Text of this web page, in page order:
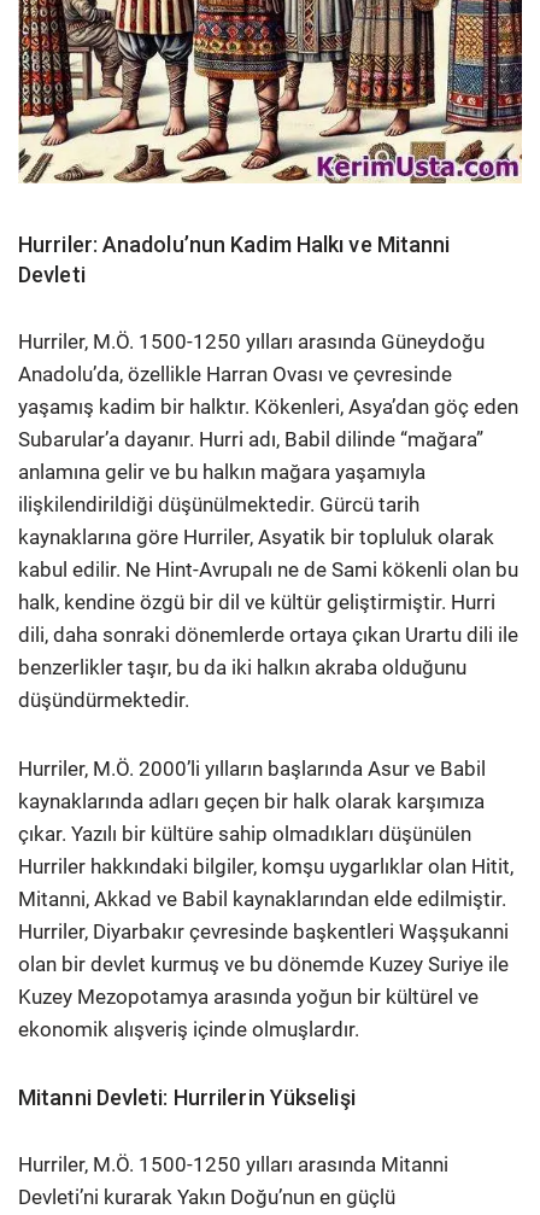
Hurriler: Anadolu’nun Kadim Halkı ve Mitanni
Devleti
Hurriler, M.Ö. 1500-1250 yılları arasında Güneydoğu
Anadolu’da, özellikle Harran Ovası ve çevresinde
yaşamış kadim bir halktır. Kökenleri, Asya’dan göç eden
Subarular’a dayanır. Hurri adı, Babil dilinde “mağara”
anlamına gelir ve bu halkın mağara yaşamıyla
ilişkilendirildiği düşünülmektedir. Gürcü tarih
kaynaklarına göre Hurriler, Asyatik bir topluluk olarak
kabul edilir. Ne Hint-Avrupalı ne de Sami kökenli olan bu
halk, kendine özgü bir dil ve kültür geliştirmiştir. Hurri
dili, daha sonraki dönemlerde ortaya çıkan Urartu dili ile
benzerlikler taşır, bu da iki halkın akraba olduğunu
düşündürmektedir.
Hurriler, M.Ö. 2000’li yılların başlarında Asur ve Babil
kaynaklarında adları geçen bir halk olarak karşımıza
çıkar. Yazılı bir kültüre sahip olmadıkları düşünülen
Hurriler hakkındaki bilgiler, komşu uygarlıklar olan Hitit,
Mitanni, Akkad ve Babil kaynaklarından elde edilmiştir.
Hurriler, Diyarbakır çevresinde başkentleri Waşşukanni
olan bir devlet kurmuş ve bu dönemde Kuzey Suriye ile
Kuzey Mezopotamya arasında yoğun bir kültürel ve
ekonomik alışveriş içinde olmuşlardır.
Mitanni Devleti: Hurrilerin Yükselişi
Hurriler, M.Ö. 1500-1250 yılları arasında Mitanni
Devleti’ni kurarak Yakın Doğu’nun en güçlü